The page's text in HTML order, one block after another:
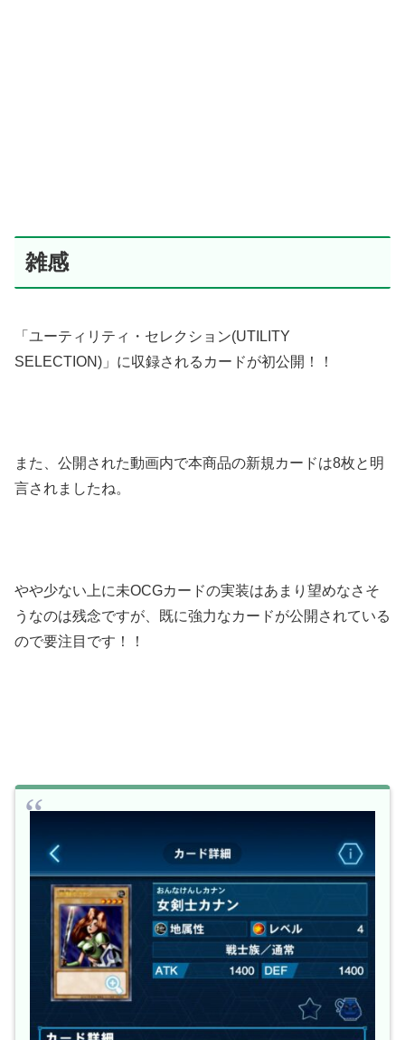
雑感
「ユーティリティ・セレクション(UTILITY
SELECTION)」に収録されるカードが初公開！！
また、公開された動画内で本商品の新規カードは8枚と明
言されましたね。
やや少ない上に未ОCGカードの実装はあまり望めなさそ
うなのは残念ですが、既に強力なカードが公開されている
ので要注目です！！